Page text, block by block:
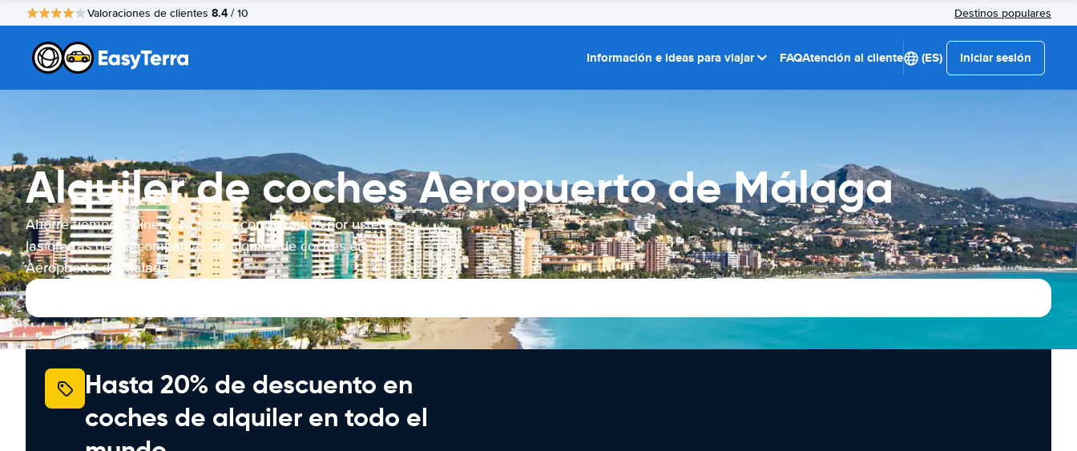
Valoraciones de clientes 8.4 / 10 Destinos populares
Información e ideas para viajar FAQAtención al cliente (ES) Iniciar sesión
Alquiler de coches Aeropuerto de Málaga
Ahorre tiempo y dinero. Nosotros comparamos por usted
las ofertas de las compañías de alquiler de coches en
Aeropuerto de Málaga.
Hasta 20% de descuento en
coches de alquiler en todo el